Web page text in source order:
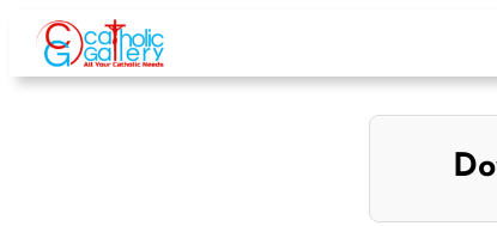
Skip
content